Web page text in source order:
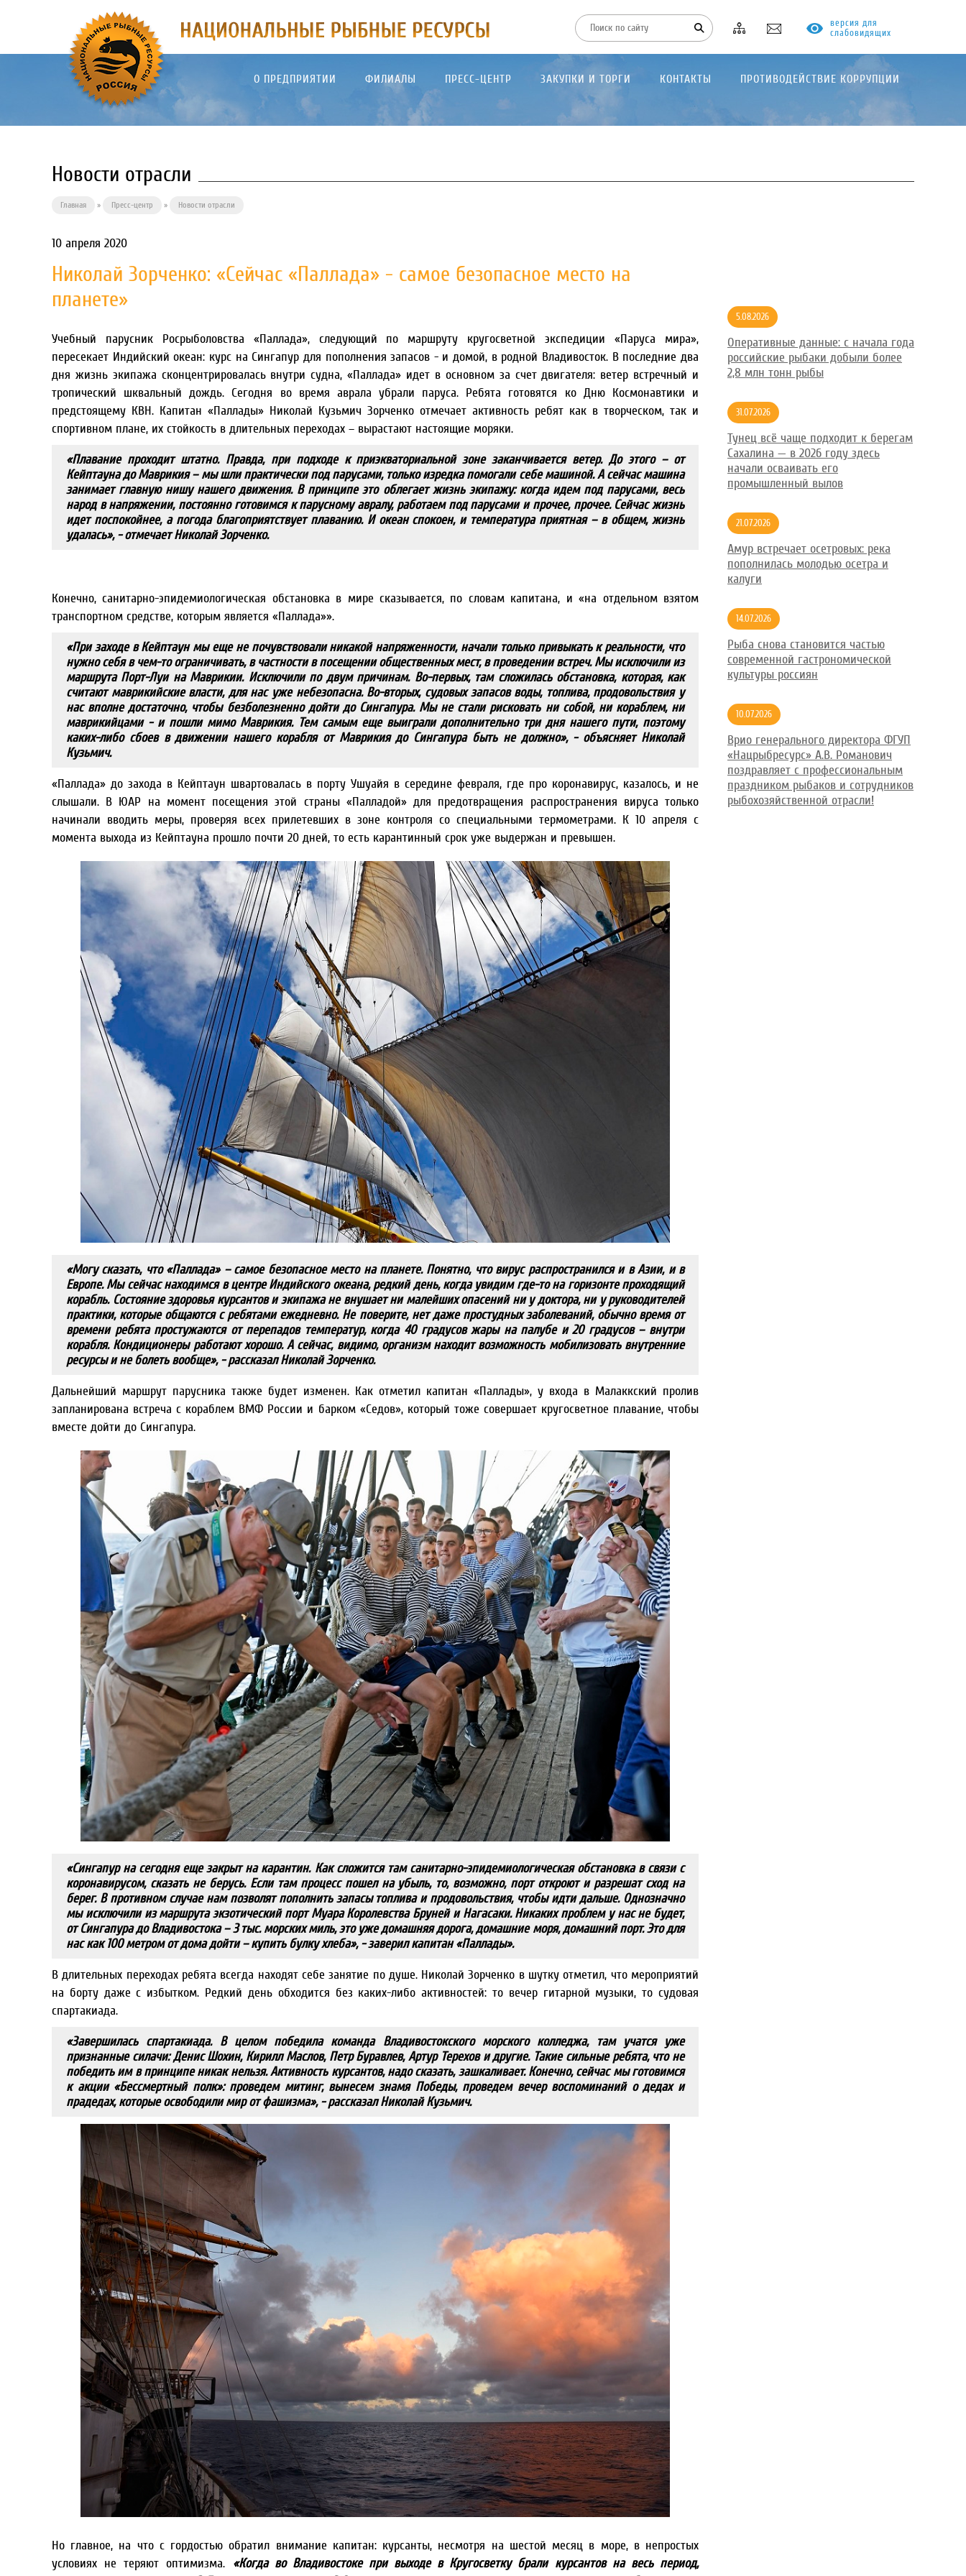
версия для
слабовидящих
О ПРЕДПРИЯТИИ ФИЛИАЛЫ ПРЕСС-ЦЕНТР ЗАКУПКИ И ТОРГИ КОНТАКТЫ ПРОТИВОДЕЙСТВИЕ КОРРУПЦИИ
Новости отрасли
Главная » Пресс-центр » Новости отрасли
10 апреля 2020
Николай Зорченко: «Сейчас «Паллада» - самое безопасное место на
планете»
Учебный парусник Росрыболовства «Паллада», следующий по маршруту кругосветной экспедиции «Паруса мира»,
пересекает Индийский океан: курс на Сингапур для пополнения запасов - и домой, в родной Владивосток. В последние два
дня жизнь экипажа сконцентрировалась внутри судна, «Паллада» идет в основном за счет двигателя: ветер встречный и
тропический шквальный дождь. Сегодня во время аврала убрали паруса. Ребята готовятся ко Дню Космонавтики и
предстоящему КВН. Капитан «Паллады» Николай Кузьмич Зорченко отмечает активность ребят как в творческом, так и
спортивном плане, их стойкость в длительных переходах – вырастают настоящие моряки.
«Плавание проходит штатно. Правда, при подходе к приэкваториальной зоне заканчивается ветер. До этого – от
Кейптауна до Маврикия – мы шли практически под парусами, только изредка помогали себе машиной. А сейчас машина
занимает главную нишу нашего движения. В принципе это облегает жизнь экипажу: когда идем под парусами, весь
народ в напряжении, постоянно готовимся к парусному авралу, работаем под парусами и прочее, прочее. Сейчас жизнь
идет поспокойнее, а погода благоприятствует плаванию. И океан спокоен, и температура приятная – в общем, жизнь
удалась», - отмечает Николай Зорченко.
Конечно, санитарно-эпидемиологическая обстановка в мире сказывается, по словам капитана, и «на отдельном взятом
транспортном средстве, которым является «Паллада»».
«При заходе в Кейптаун мы еще не почувствовали никакой напряженности, начали только привыкать к реальности, что
нужно себя в чем-то ограничивать, в частности в посещении общественных мест, в проведении встреч. Мы исключили из
маршрута Порт-Луи на Маврикии. Исключили по двум причинам. Во-первых, там сложилась обстановка, которая, как
считают маврикийские власти, для нас уже небезопасна. Во-вторых, судовых запасов воды, топлива, продовольствия у
нас вполне достаточно, чтобы безболезненно дойти до Сингапура. Мы не стали рисковать ни собой, ни кораблем, ни
маврикийцами - и пошли мимо Маврикия. Тем самым еще выиграли дополнительно три дня нашего пути, поэтому
каких-либо сбоев в движении нашего корабля от Маврикия до Сингапура быть не должно», - объясняет Николай
Кузьмич.
«Паллада» до захода в Кейптаун швартовалась в порту Ушуайя в середине февраля, где про коронавирус, казалось, и не
слышали. В ЮАР на момент посещения этой страны «Палладой» для предотвращения распространения вируса только
начинали вводить меры, проверяя всех прилетевших в зоне контроля со специальными термометрами. К 10 апреля с
момента выхода из Кейптауна прошло почти 20 дней, то есть карантинный срок уже выдержан и превышен.
«Могу сказать, что «Паллада» – самое безопасное место на планете. Понятно, что вирус распространился и в Азии, и в
Европе. Мы сейчас находимся в центре Индийского океана, редкий день, когда увидим где-то на горизонте проходящий
корабль. Состояние здоровья курсантов и экипажа не внушает ни малейших опасений ни у доктора, ни у руководителей
практики, которые общаются с ребятами ежедневно. Не поверите, нет даже простудных заболеваний, обычно время от
времени ребята простужаются от перепадов температур, когда 40 градусов жары на палубе и 20 градусов – внутри
корабля. Кондиционеры работают хорошо. А сейчас, видимо, организм находит возможность мобилизовать внутренние
ресурсы и не болеть вообще», - рассказал Николай Зорченко.
Дальнейший маршрут парусника также будет изменен. Как отметил капитан «Паллады», у входа в Малаккский пролив
запланирована встреча с кораблем ВМФ России и барком «Седов», который тоже совершает кругосветное плавание, чтобы
вместе дойти до Сингапура.
«Сингапур на сегодня еще закрыт на карантин. Как сложится там санитарно-эпидемиологическая обстановка в связи с
коронавирусом, сказать не берусь. Если там процесс пошел на убыль, то, возможно, порт откроют и разрешат сход на
берег. В противном случае нам позволят пополнить запасы топлива и продовольствия, чтобы идти дальше. Однозначно
мы исключили из маршрута экзотический порт Муара Королевства Бруней и Нагасаки. Никаких проблем у нас не будет,
от Сингапура до Владивостока – 3 тыс. морских миль, это уже домашняя дорога, домашние моря, домашний порт. Это для
нас как 100 метром от дома дойти – купить булку хлеба», - заверил капитан «Паллады».
В длительных переходах ребята всегда находят себе занятие по душе. Николай Зорченко в шутку отметил, что мероприятий
на борту даже с избытком. Редкий день обходится без каких-либо активностей: то вечер гитарной музыки, то судовая
спартакиада.
«Завершилась спартакиада. В целом победила команда Владивостокского морского колледжа, там учатся уже
признанные силачи: Денис Шохин, Кирилл Маслов, Петр Буравлев, Артур Терехов и другие. Такие сильные ребята, что не
победить им в принципе никак нельзя. Активность курсантов, надо сказать, зашкаливает. Конечно, сейчас мы готовимся
к акции «Бессмертный полк»: проведем митинг, вынесем знамя Победы, проведем вечер воспоминаний о дедах и
прадедах, которые освободили мир от фашизма», - рассказал Николай Кузьмич.
Но главное, на что с гордостью обратил внимание капитан: курсанты, несмотря на шестой месяц в море, в непростых
условиях не теряют оптимизма. «Когда во Владивостоке при выходе в Кругосветку брали курсантов на весь период,
5.08.2026
Оперативные данные: с начала года
российские рыбаки добыли более
2,8 млн тонн рыбы
31.07.2026
Тунец всё чаще подходит к берегам
Сахалина — в 2026 году здесь
начали осваивать его
промышленный вылов
21.07.2026
Амур встречает осетровых: река
пополнилась молодью осетра и
калуги
14.07.2026
Рыба снова становится частью
современной гастрономической
культуры россиян
10.07.2026
Врио генерального директора ФГУП
«Нацрыбресурс» А.В. Романович
поздравляет с профессиональным
праздником рыбаков и сотрудников
рыбохозяйственной отрасли!